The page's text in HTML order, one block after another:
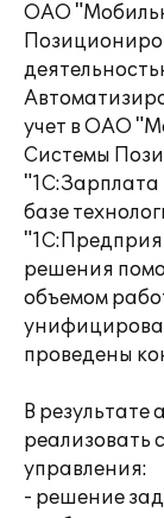
ОАО
учет в ОАО
Системы
"1С:Зарплата
базе
решения
объемом
проведены
В
реализовать
управления:
- решение